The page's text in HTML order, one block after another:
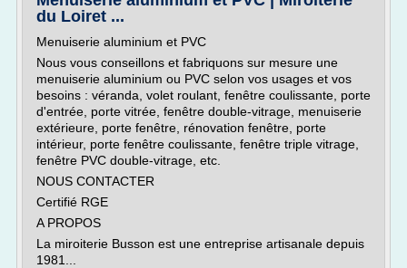
du Loiret ...
Menuiserie aluminium et PVC
Nous vous conseillons et fabriquons sur mesure une
menuiserie aluminium ou PVC selon vos usages et vos
besoins : véranda, volet roulant, fenêtre coulissante, porte
d'entrée, porte vitrée, fenêtre double-vitrage, menuiserie
extérieure, porte fenêtre, rénovation fenêtre, porte
intérieur, porte fenêtre coulissante, fenêtre triple vitrage,
fenêtre PVC double-vitrage, etc.
NOUS CONTACTER
Certifié RGE
A PROPOS
La miroiterie Busson est une entreprise artisanale depuis
1981...